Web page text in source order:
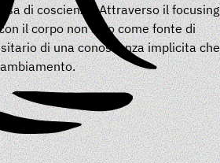
di coscienza. Attraverso il focusing
il corpo non solo come fonte di
di una conoscenza implicita che